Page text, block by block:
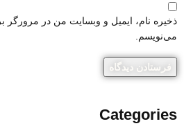
ذخیره نام، ایمیل و وبسایت من در مرورگر
می‌نویسم.
Categories